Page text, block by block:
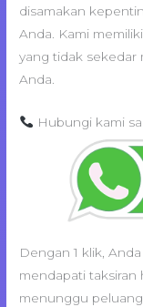
disamakan
Anda. Kami
yang tidak sekedar
Anda.
Hubungi kami
Dengan 1 klik,
mendapati taksiran
menunggu